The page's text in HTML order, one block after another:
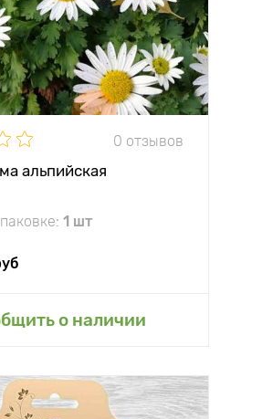
0 отзывов
альпийская
1 шт
о наличии